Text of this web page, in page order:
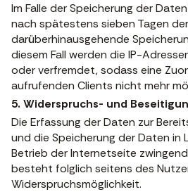
Im Falle der Speicherung der
nach spätestens sieben Tagen der
darüberhinausgehende
diesem Fall werden die IP-
oder verfremdet, sodass eine
aufrufenden Clients nicht mehr
5. Widerspruchs- und
Die Erfassung der Daten zur
und die Speicherung der Daten in
Betrieb der Internetseite
besteht folglich seitens des
Widerspruchsmöglichkeit.